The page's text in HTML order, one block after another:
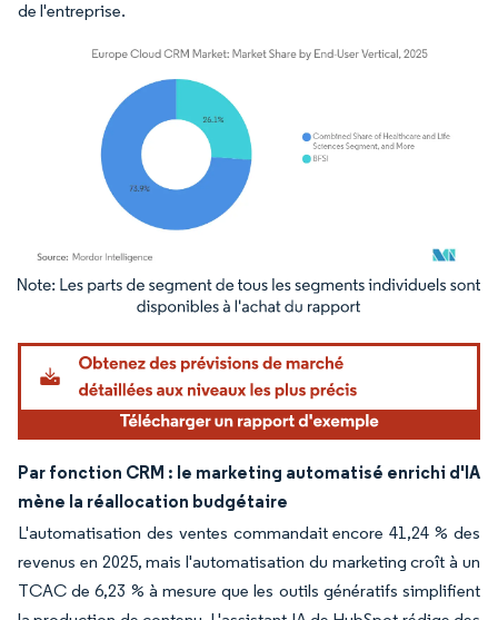
de l'entreprise.
Image © Mordor Intelligence. La réutilisation nécessite une attribution sous CC BY
Par fonction CRM : le marketing automatisé enrichi d'IA
mène la réallocation budgétaire
L'automatisation des ventes commandait encore 41,24 % des
revenus en 2025, mais l'automatisation du marketing croît à un
TCAC de 6,23 % à mesure que les outils génératifs simplifient